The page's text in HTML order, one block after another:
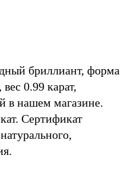
бриллиант, форма
0.99 карат,
в нашем магазине.
Сертификат